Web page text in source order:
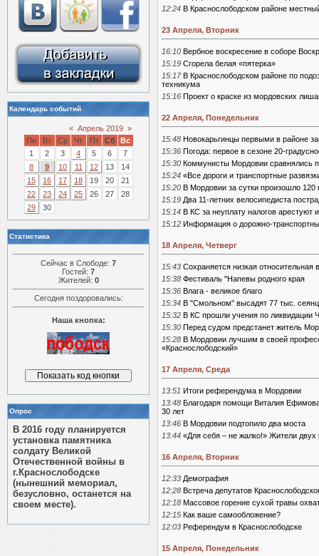
Календарь событий
« Апрель 2019 »
Пн
Вт Ср Чт Пт Сб
Вс
1
2 3 4 5 6
7
8
9 10 11 12 13
14
15
16 17 18 19 20
21
22
23 24 25 26 27
28
29
30
Статистика
Сейчас в Слободе: 7
Гостей: 7
Жителей: 0
Сегодня поздоровались:
Наша кнопка:
Опрос
В 2016 году планируется
установка памятника
солдату Великой
Отечественной войны в
г.Краснослободске
(нынешний мемориал,
безусловно, останется на
своем месте).
12:24 В Краснослободском районе
23 Апреля, Вторник
16:10 Вербное воскресение в соборе
15:19 Сгорела белая «пятерка»
15:17 В Краснослободском районе по
техникума
15:16 Проект о краске из мордовских
22 Апреля, Понедельник
15:48 Новокарьгинцы первыми в районе
15:36 Погода: первое в сезоне 20-
15:30 Коммунисты Мордовии сравнялись
15:24 «Все дороги и транспортные
15:20 В Мордовии за сутки произошло 120
15:19 Два 11-летних велосипедиста
15:14 В КС за неуплату налогов арестуют
15:12 Информация о дорожно-
18 Апреля, Четверг
15:43 Сохраняется низкая относительная
15:38 Фестиваль "Напевы родного края
15:36 Влага - великое благо
15:34 В "Смольном" высадят 77 тыс.
15:32 В КС прошли учения по ликвидации
15:30 Перед судом предстанет житель
15:28 В Мордовии лучшим в своей
«Краснослободский»
17 Апреля, Среда
13:51 Итоги референдума в Мордовии
13:48 Благодаря помощи Виталия
30 лет
13:46 В Мордовии подтопило два моста
13:44 «Для себя – не жалко!» Жители двух
16 Апреля, Вторник
12:33 Демография
12:28 Встреча депутатов
12:18 Массовое горение сухой травы
12:15 Как ваше самообложение?
12:03 Референдум в Краснослободске
15 Апреля, Понедельник